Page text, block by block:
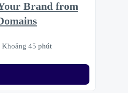
Brand from
Khoảng 45 phút